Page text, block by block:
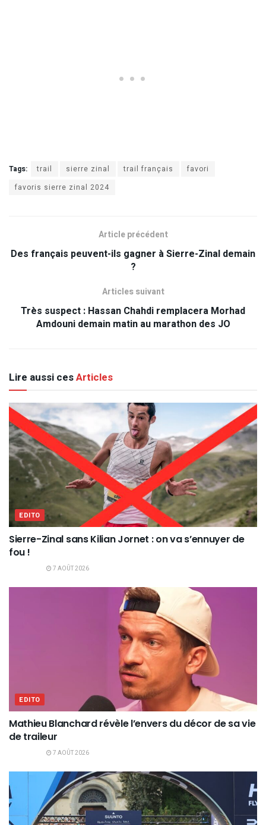
Tags: trail sierre zinal trail français
favori
favoris sierre zinal 2024
Article précédent
Des français peuvent-ils gagner à Sierre-Zinal demain
?
Articles suivant
Très suspect : Hassan Chahdi remplacera Morhad
Amdouni demain matin au marathon des JO
Lire aussi cesArticles
EDITO
Sierre-Zinal sans Kilian Jornet : on va s’ennuyer de
fou !
7 AOÛT 2026
EDITO
Mathieu Blanchard révèle l’envers du décor de sa vie
de traileur
7 AOÛT 2026